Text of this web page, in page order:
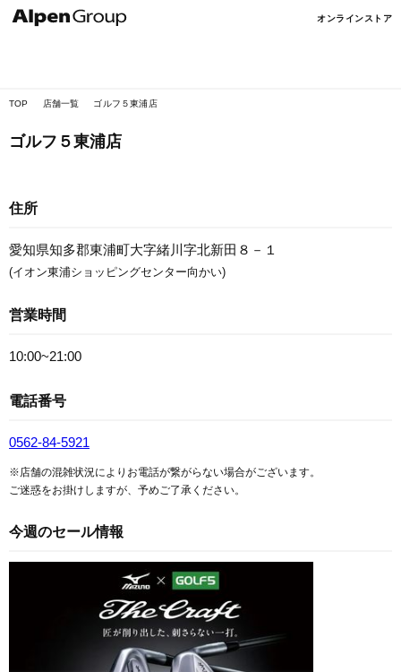
オンラインストア
TOP 店舗一覧 ゴルフ５東浦店
ゴルフ５東浦店
住所
愛知県知多郡東浦町大字緒川字北新田８－１
(イオン東浦ショッピングセンター向かい)
営業時間
10:00~21:00
電話番号
0562-84-5921
※店舗の混雑状況によりお電話が繋がらない場合がございます。
ご迷惑をお掛けしますが、予めご了承ください。
今週のセール情報